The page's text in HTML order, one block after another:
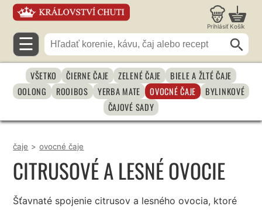
Prihlásiť Košík
☰
VŠETKO ČIERNE ČAJE ZELENÉ ČAJE
BIELE A ŽLTÉ ČAJE
OOLONG
ROOIBOS YERBA MATE OVOCNÉ ČAJE
BYLINKOVÉ
ČAJOVÉ SADY
čaje > ovocné čaje
CITRUSOVÉ A LESNÉ OVOCIE
Šťavnaté spojenie citrusov a lesného ovocia, ktoré